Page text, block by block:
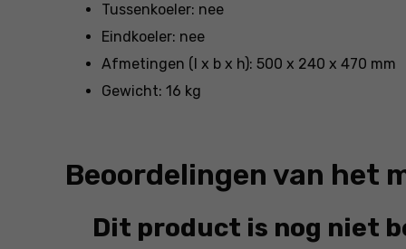
Tussenkoeler: nee
Eindkoeler: nee
Afmetingen (l x b x h): 500 x 240 x 470 mm
Gewicht: 16 kg
Beoordelingen van het
Dit product is nog niet